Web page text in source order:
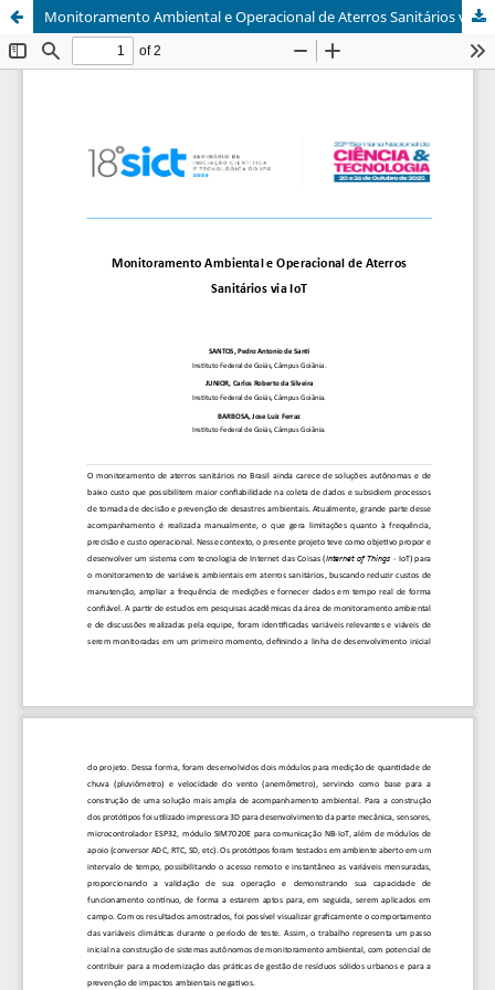
Monitoramento Ambiental e Operacional de Aterros Sanitários via IoT